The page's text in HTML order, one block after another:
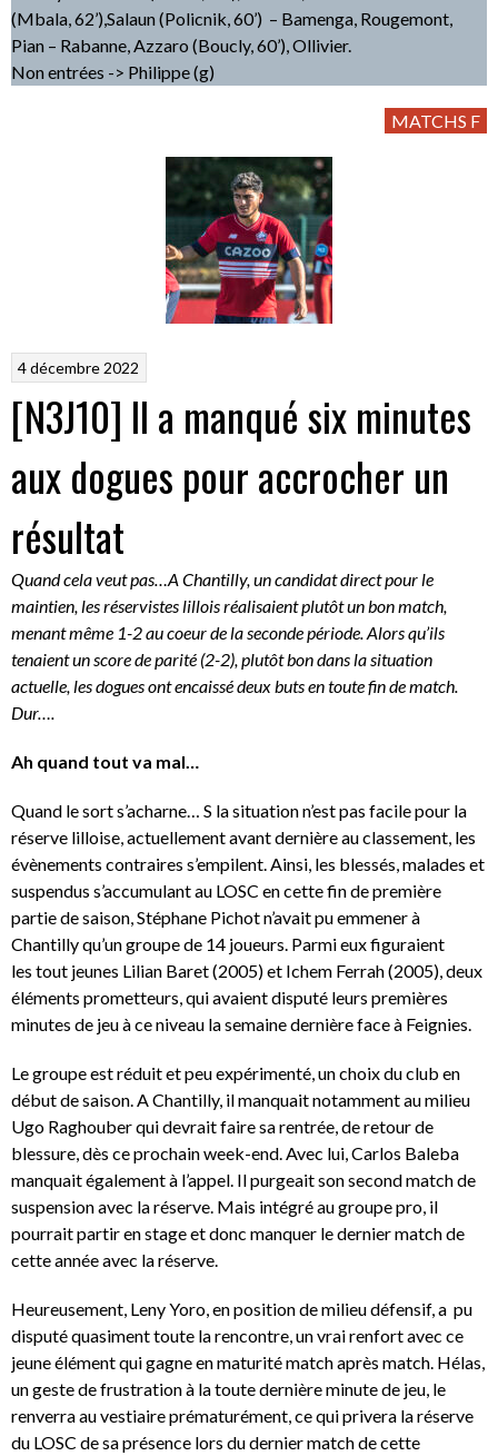
(Mbala, 62’),Salaun (Policnik, 60’) – Bamenga, Rougemont,
Pian – Rabanne, Azzaro (Boucly, 60’), Ollivier.
Non entrées -> Philippe (g)
MATCHS F
4 décembre 2022
[N3J10] Il a manqué six minutes
aux dogues pour accrocher un
résultat
Quand cela veut pas…A Chantilly, un candidat direct pour le
maintien, les réservistes lillois réalisaient plutôt un bon match,
menant même 1-2 au coeur de la seconde période. Alors qu’ils
tenaient un score de parité (2-2), plutôt bon dans la situation
actuelle, les dogues ont encaissé deux buts en toute fin de match.
Dur….
Ah quand tout va mal…
Quand le sort s’acharne… S la situation n’est pas facile pour la
réserve lilloise, actuellement avant dernière au classement, les
évènements contraires s’empilent. Ainsi, les blessés, malades et
suspendus s’accumulant au LOSC en cette fin de première
partie de saison, Stéphane Pichot n’avait pu emmener à
Chantilly qu’un groupe de 14 joueurs. Parmi eux figuraient
les tout jeunes Lilian Baret (2005) et Ichem Ferrah (2005), deux
éléments prometteurs, qui avaient disputé leurs premières
minutes de jeu à ce niveau la semaine dernière face à Feignies.
Le groupe est réduit et peu expérimenté, un choix du club en
début de saison. A Chantilly, il manquait notamment au milieu
Ugo Raghouber qui devrait faire sa rentrée, de retour de
blessure, dès ce prochain week-end. Avec lui, Carlos Baleba
manquait également à l’appel. Il purgeait son second match de
suspension avec la réserve. Mais intégré au groupe pro, il
pourrait partir en stage et donc manquer le dernier match de
cette année avec la réserve.
Heureusement, Leny Yoro, en position de milieu défensif, a pu
disputé quasiment toute la rencontre, un vrai renfort avec ce
jeune élément qui gagne en maturité match après match. Hélas,
un geste de frustration à la toute dernière minute de jeu, le
renverra au vestiaire prématurément, ce qui privera la réserve
du LOSC de sa présence lors du dernier match de cette